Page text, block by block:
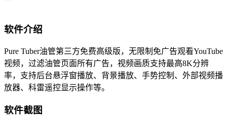
软件介绍
Pure Tuber油管第三方免费高级版，无限制免广告观看YouTube
视频，过滤油管页面所有广告，视频画质支持最高8K分辨
率，支持后台悬浮窗播放、背景播放、手势控制、外部视频播
放器、科雷遥控显示操作等。
软件截图